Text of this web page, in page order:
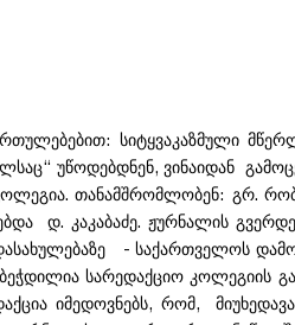
სიტყვაკაზმული
უწოდებდნენ, ვინაიდან
თანამშრომლობენ: გრ.
დ. კაკაბაძე. ჟურნალის
- საქართველოს
სარედაქციო კოლეგიის
იმედოვნებს, რომ,